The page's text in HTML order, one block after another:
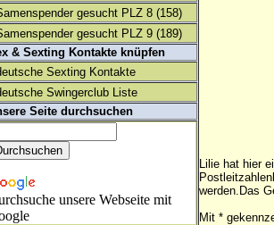
gesucht PLZ 8 (158)
gesucht PLZ 9 (189)
& Sexting Kontakte knüpfen
Sexting Kontakte
Swingerclub Liste
Seite durchsuchen
unsere Webseite mit
Lilie hat hier
werden.Das
Mit *